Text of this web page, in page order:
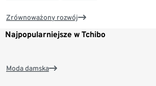
Zrównoważony rozwój
Najpopularniejsze w Tchibo
Moda damska